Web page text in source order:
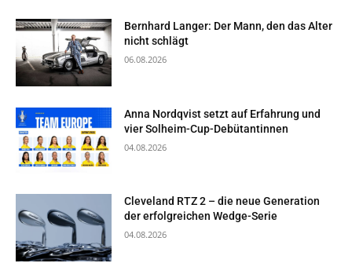
Bernhard Langer: Der Mann, den das Alter
nicht schlägt
06.08.2026
Anna Nordqvist setzt auf Erfahrung und
vier Solheim-Cup-Debütantinnen
04.08.2026
Cleveland RTZ 2 – die neue Generation
der erfolgreichen Wedge-Serie
04.08.2026